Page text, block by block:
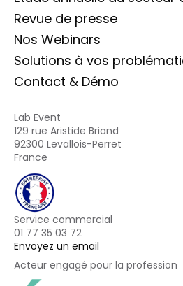
Revue de presse
Nos Webinars
Solutions à vos
Contact & Démo
Lab Event
129 rue Aristide Briand
92300 Levallois-Perret
France
Service commercial
01 77 35 03 72
Envoyez un email
Acteur engagé pour la profession